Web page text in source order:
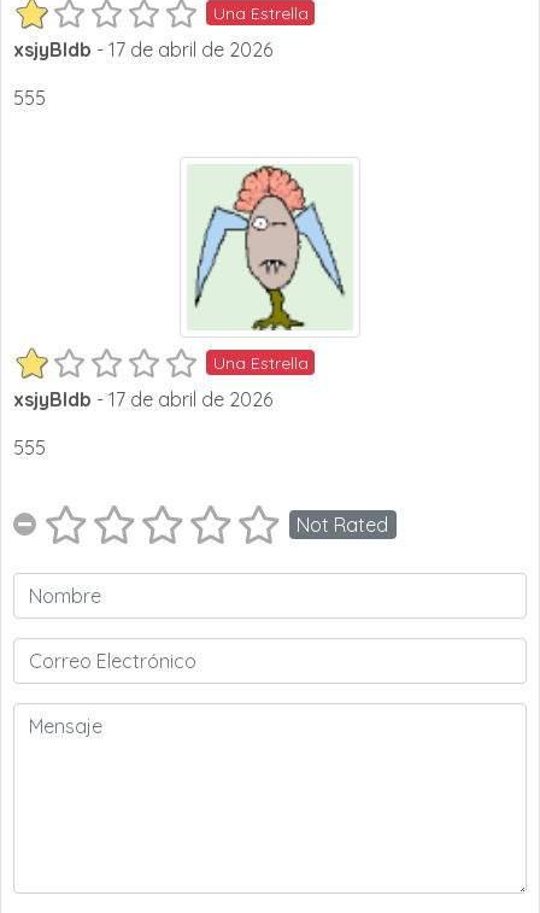
Una Estrella
xsjyBldb - 17 de abril de 2026
555
Una Estrella
xsjyBldb - 17 de abril de 2026
555
Not Rated